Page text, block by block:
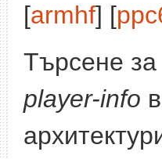
[armhf] [
Търсене
player-info